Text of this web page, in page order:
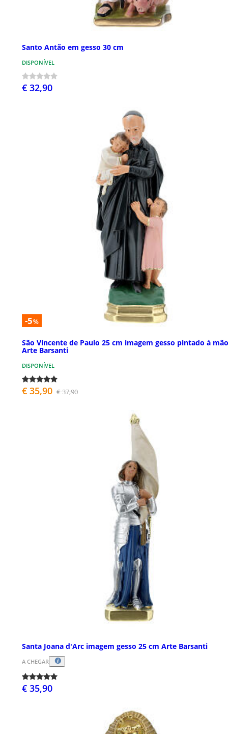
Santo Antão em gesso 30 cm
DISPONÍVEL
€ 32,90
-5%
São Vincente de Paulo 25 cm imagem gesso pintado à mão
Arte Barsanti
DISPONÍVEL
€ 35,90 € 37,90
Santa Joana d'Arc imagem gesso 25 cm Arte Barsanti
A CHEGAR
€ 35,90